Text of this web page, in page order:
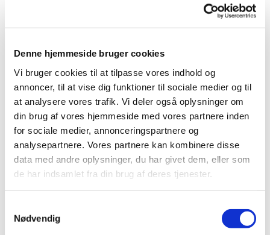
Denne hjemmeside bruger cookies
Vi bruger cookies til at tilpasse vores indhold og
annoncer, til at vise dig funktioner til sociale medier og til
at analysere vores trafik. Vi deler også oplysninger om
din brug af vores hjemmeside med vores partnere inden
for sociale medier, annonceringspartnere og
analysepartnere. Vores partnere kan kombinere disse
data med andre oplysninger, du har givet dem, eller som
de har indsamlet fra din brug af deres tjenester.
Nødvendig